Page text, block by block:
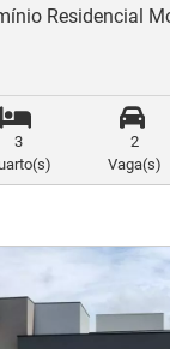
Residencial
3
2
Vaga(s)